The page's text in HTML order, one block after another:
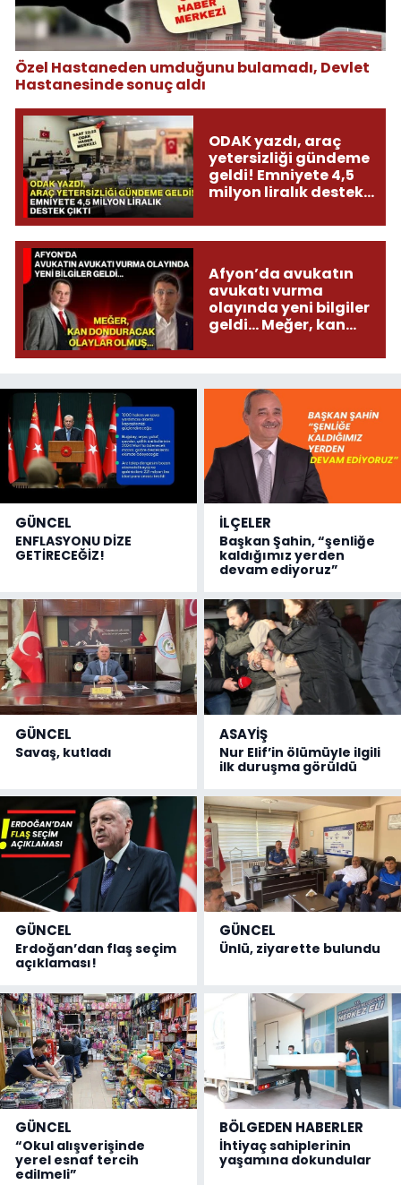
Özel Hastaneden umduğunu bulamadı, Devlet
Hastanesinde sonuç aldı
ODAK yazdı, araç
yetersizliği gündeme
geldi! Emniyete 4,5
milyon liralık destek
Afyon’da avukatın
avukatı vurma
olayında yeni bilgiler
geldi... Meğer, kan
olmuş...
GÜNCEL
ENFLASYONU DİZE
GETİRECEĞİZ!
İLÇELER
Başkan Şahin, “şenliğe
kaldığımız yerden
devam ediyoruz”
GÜNCEL
Savaş, kutladı
ASAYİŞ
Nur Elif’in ölümüyle ilgili
ilk duruşma görüldü
GÜNCEL
Erdoğan’dan flaş seçim
açıklaması!
GÜNCEL
Ünlü, ziyarette bulundu
GÜNCEL
“Okul alışverişinde
yerel esnaf tercih
edilmeli”
BÖLGEDEN HABERLER
İhtiyaç sahiplerinin
yaşamına dokundular